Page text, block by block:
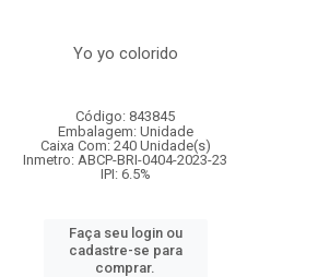
Yo yo colorido
Código: 843845
Embalagem: Unidade
Caixa Com: 240 Unidade(s)
Inmetro: ABCP-BRI-0404-2023-23
IPI: 6.5%
Faça seu login ou
cadastre-se para
comprar.